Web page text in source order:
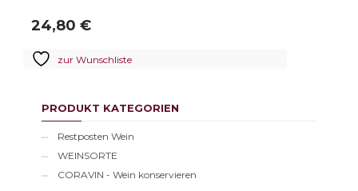
PRODUKT KATEGORIEN
Restposten Wein
WEINSORTE
CORAVIN - Wein konservieren